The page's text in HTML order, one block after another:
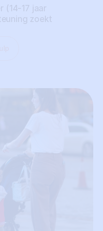
(14-17 jaar
zoekt